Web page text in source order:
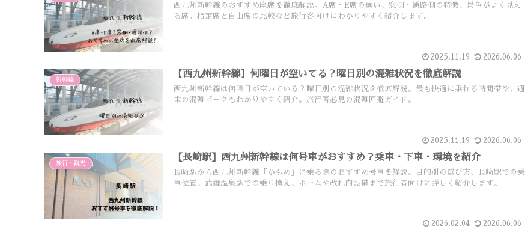
西九州新幹線のおすすめ座席を徹底解説。A席・E席の違い、窓側・通路側の特徴、景色がよく見え
る席、指定席と自由席の比較など旅行客向けにわかりやすく紹介します。
2025.11.19 2026.06.06
新幹線
【西九州新幹線】何曜日が空いてる？曜日別の混雑状況を徹底解説
西九州新幹線は何曜日が空いている？曜日別の混雑状況を徹底解説。最も快適に乗れる時間帯や、週
末の混雑ピークもわかりやすく紹介。旅行客必見の混雑回避ガイド。
2025.11.19 2026.06.06
旅行・観光
【長崎駅】西九州新幹線は何号車がおすすめ？乗車・下車・環境を紹介
長崎駅から西九州新幹線「かもめ」に乗る際のおすすめ号車を解説。目的別の選び方、長崎駅での乗
車位置、武雄温泉駅での乗り換え、ホームや改札内設備まで旅行者向けに詳しく紹介します。
2026.02.04 2026.06.06